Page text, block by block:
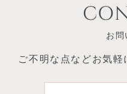
お問
ご不明な点などお気軽